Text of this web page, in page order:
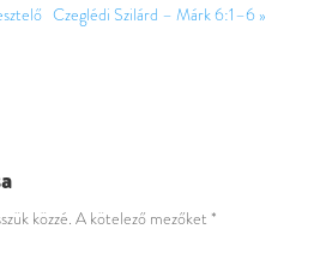
Czeglédi Szilárd – Márk 6:1–6 »
közzé. A kötelező mezőket *